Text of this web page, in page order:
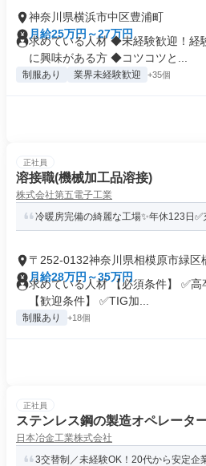
神奈川県横浜市中区豊浦町
月給25万円～27万円
求めている人材 ◆未経験歓迎！経
に興味がある方 ◆コツコツと...
制服あり 業界未経験歓迎 +35個
正社員
溶接職(機械加工品溶接)
株式会社第五電子工業
冷暖房完備の綺麗な工場✨年休123日✅
〒252-0132神奈川県相模原市緑区
月給28万円～35万円
求めている人材 【必須条件】 ✅
【歓迎条件】 ✅TIG加...
制服あり +18個
正社員
ステンレス鋼の製造オペレータ
日本冶金工業株式会社
3交替制／未経験OK！20代から安定企